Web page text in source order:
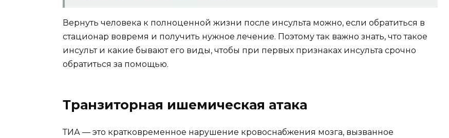
Вернуть человека к полноценной жизни после инсульта можно, если обратиться в
стационар вовремя и получить нужное лечение. Поэтому так важно знать, что такое
инсульт и какие бывают его виды, чтобы при первых признаках инсульта срочно
обратиться за помощью.
Транзиторная ишемическая атака
ТИА — это кратковременное нарушение кровоснабжения мозга, вызванное